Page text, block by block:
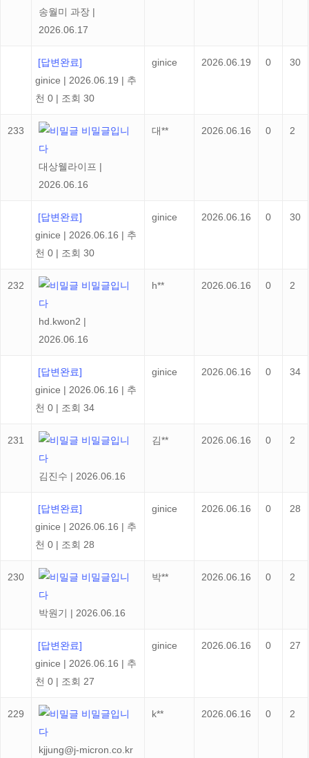
송월미 과장 |
2026.06.17
[답변완료]
ginice | 2026.06.19 | 추
천 0 | 조회 30
ginice 2026.06.19 0 30
233
비밀글입니
다
대상웰라이프 |
2026.06.16
대** 2026.06.16 0 2
[답변완료]
ginice | 2026.06.16 | 추
천 0 | 조회 30
ginice 2026.06.16 0 30
232
비밀글입니
다
hd.kwon2 |
2026.06.16
h** 2026.06.16 0 2
[답변완료]
ginice | 2026.06.16 | 추
천 0 | 조회 34
ginice 2026.06.16 0 34
231
비밀글입니
다
김진수 | 2026.06.16
김** 2026.06.16 0 2
[답변완료]
ginice | 2026.06.16 | 추
천 0 | 조회 28
ginice 2026.06.16 0 28
230
비밀글입니
다
박원기 | 2026.06.16
박** 2026.06.16 0 2
[답변완료]
ginice | 2026.06.16 | 추
천 0 | 조회 27
ginice 2026.06.16 0 27
229
비밀글입니
다
kjjung@j-micron.co.kr
k** 2026.06.16 0 2